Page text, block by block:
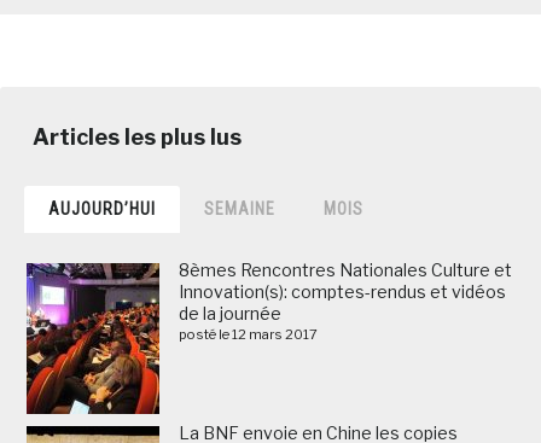
AUJOURD’HUI SEMAINE MOIS
8èmes Rencontres Nationales Culture et
Innovation(s): comptes-rendus et vidéos
de la journée
posté le 12 mars 2017
La BNF envoie en Chine les copies